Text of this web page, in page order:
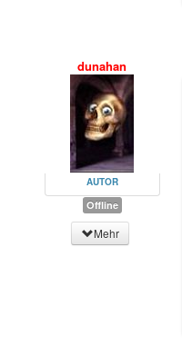
dunahan
AUTOR
Offline
Mehr